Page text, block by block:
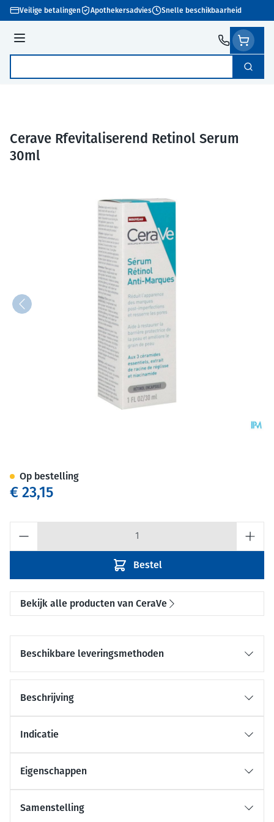
Ga naar de inhoud
Veilige betalingen Apothekersadvies Snelle beschikbaarheid
Menu
Zoek
Cerave Rfevitaliserend Retinol Serum
30ml
€ 23,15
Bestel
Op bestelling
Bekijk alle producten van CeraVe
Beschikbare leveringsmethoden
Beschrijving
Indicatie
Eigenschappen
Samenstelling